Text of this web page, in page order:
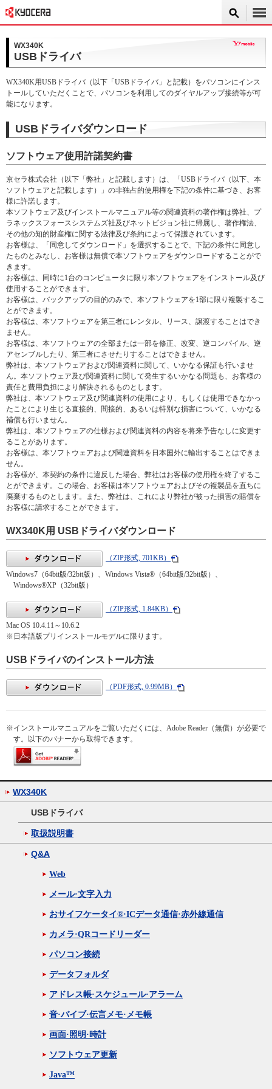
WX340K
USBドライバ
WX340K用USBドライバ（以下「USBドライバ」と記載）をパソコンにインス
トールしていただくことで、パソコンを利用してのダイヤルアップ接続等が可
能になります。
USBドライバダウンロード
ソフトウェア使用許諾契約書
京セラ株式会社（以下「弊社」と記載します）は、「USBドライバ（以下、本
ソフトウェアと記載します）」の非独占的使用権を下記の条件に基づき、お客
様に許諾します。
本ソフトウェア及びインストールマニュアル等の関連資料の著作権は弊社、プ
ラネックスフォースシステムズ社及びネットビジョン社に帰属し、著作権法、
その他の知的財産権に関する法律及び条約によって保護されています。
お客様は、「同意してダウンロード」を選択することで、下記の条件に同意し
たものとみなし、お客様は無償で本ソフトウェアをダウンロードすることがで
きます。
お客様は、同時に1台のコンピュータに限り本ソフトウェアをインストール及び
使用することができます。
お客様は、バックアップの目的のみで、本ソフトウェアを1部に限り複製するこ
とができます。
お客様は、本ソフトウェアを第三者にレンタル、リース、譲渡することはでき
ません。
お客様は、本ソフトウェアの全部または一部を修正、改変、逆コンパイル、逆
アセンブルしたり、第三者にさせたりすることはできません。
弊社は、本ソフトウェアおよび関連資料に関して、いかなる保証も行いませ
ん。本ソフトウェア及び関連資料に関して発生するいかなる問題も、お客様の
責任と費用負担により解決されるものとします。
弊社は、本ソフトウェア及び関連資料の使用により、もしくは使用できなかっ
たことにより生じる直接的、間接的、あるいは特別な損害について、いかなる
補償も行いません。
弊社は、本ソフトウェアの仕様および関連資料の内容を将来予告なしに変更す
ることがあります。
お客様は、本ソフトウェアおよび関連資料を日本国外に輸出することはできま
せん。
お客様が、本契約の条件に違反した場合、弊社はお客様の使用権を終了するこ
とができます。この場合、お客様は本ソフトウェアおよびその複製品を直ちに
廃棄するものとします。また、弊社は、これにより弊社が被った損害の賠償を
お客様に請求することができます。
WX340K用 USBドライバダウンロード
（ZIP形式, 701KB）
Windows7（64bit版/32bit版）、Windows Vista®（64bit版/32bit版）、
Windows®XP（32bit版）
（ZIP形式, 1.84KB）
Mac OS 10.4.11～10.6.2
※ 日本語版プリインストールモデルに限ります。
USBドライバのインストール方法
（PDF形式, 0.99MB）
※インストールマニュアルをご覧いただくには、Adobe Reader（無償）が必要で
す。以下のバナーから取得できます。
WX340K
USBドライバ
取扱説明書
Q&A
Web
メール·文字入力
おサイフケータイ®·ICデータ通信·赤外線通信
カメラ·QRコードリーダー
パソコン接続
データフォルダ
アドレス帳·スケジュール·アラーム
音·バイブ·伝言メモ·メモ帳
画面·照明·時計
ソフトウェア更新
Java™